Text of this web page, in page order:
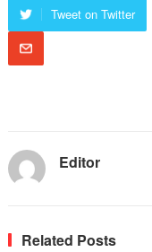
Tweet on Twitter
Editor
Related Posts